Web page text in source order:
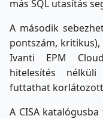
más SQL utasítás
A második
pontszám,
Ivanti EPM
hitelesítés
futtathat
A CISA